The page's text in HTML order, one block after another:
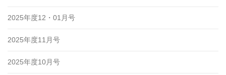
2025年度12・01月号
2025年度11月号
2025年度10月号